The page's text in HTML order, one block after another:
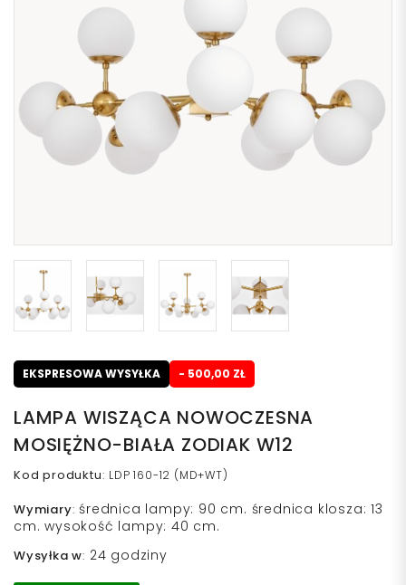
EKSPRESOWA WYSYŁKA - 500,00 ZŁ
LAMPA WISZĄCA NOWOCZESNA
MOSIĘŻNO-BIAŁA ZODIAK W12
Kod produktu: LDP 160-12 (MD+WT)
Wymiary: średnica lampy: 90 cm. średnica klosza: 13
cm. wysokość lampy: 40 cm.
Wysyłka w: 24 godziny